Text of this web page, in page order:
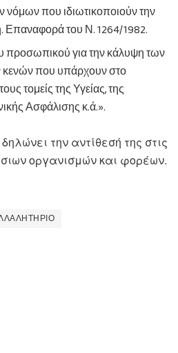
που ιδιωτικοποιούν την
Επαναφορά του Ν. 1264/1982.
προσωπικού για την κάλυψη των
κενών που υπάρχουν στο
τομείς της Υγείας, της
Ασφάλισης κ.ά.».
την αντίθεσή της στις
οργανισμών και φορέων.